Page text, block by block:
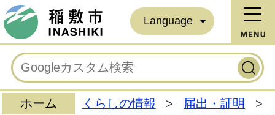
Language
ホーム くらしの情報 > 届出・証明 >